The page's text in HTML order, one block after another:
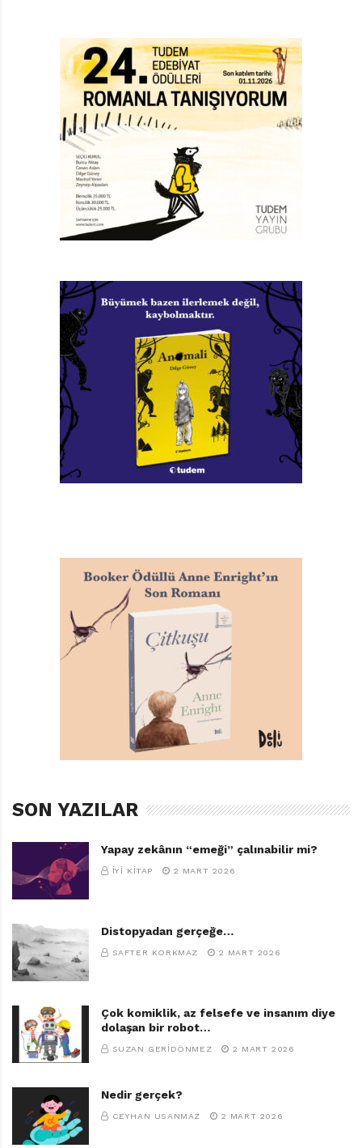
SON YAZILAR
Yapay zekânın “emeği” çalınabilir mi?
İYI KITAP 2 MART 2026
Distopyadan gerçeğe…
SAFTER KORKMAZ 2 MART 2026
Çok komiklik, az felsefe ve insanım diye
dolaşan bir robot…
SUZAN GERIDÖNMEZ 2 MART 2026
Nedir gerçek?
CEYHAN USANMAZ 2 MART 2026